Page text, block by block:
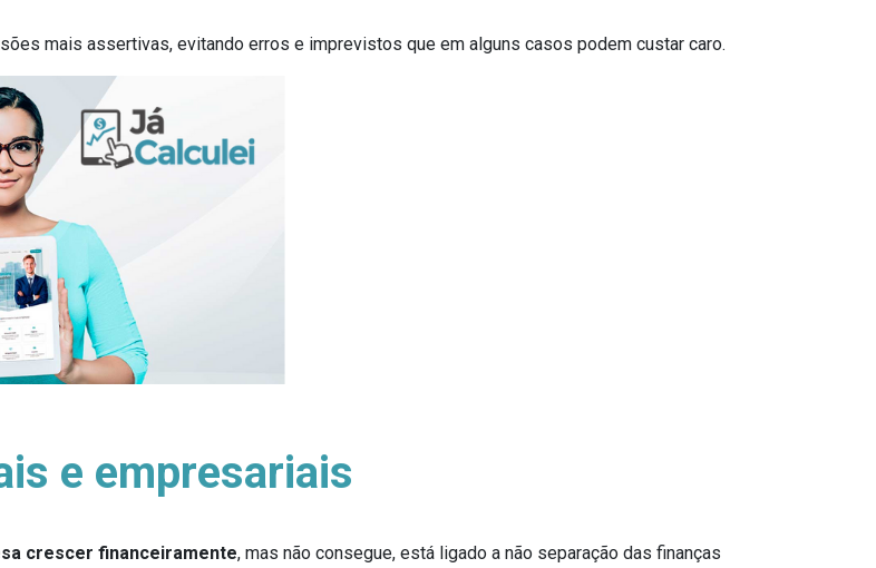
mais assertivas, evitando erros e imprevistos que em alguns casos podem custar caro.
e empresariais
crescer financeiramente, mas não consegue, está ligado a não separação das finanças